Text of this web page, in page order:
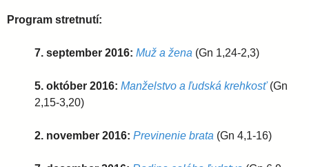
Program stretnutí:
7. september 2016: Muž a žena (Gn 1,24-2,3)
5. október 2016: Manželstvo a ľudská krehkosť(Gn
2,15-3,20)
2. november 2016: Previnenie brata (Gn 4,1-16)